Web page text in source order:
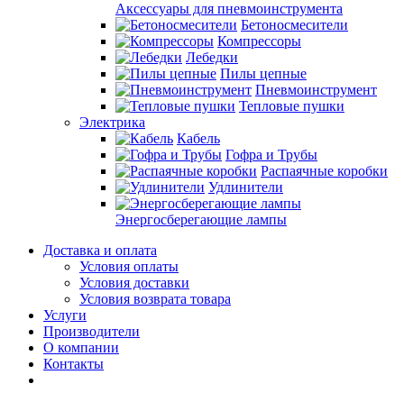
Аксессуары для пневмоинструмента
Бетоносмесители
Компрессоры
Лебедки
Пилы цепные
Пневмоинструмент
Тепловые пушки
Электрика
Кабель
Гофра и Трубы
Распаячные коробки
Удлинители
Энергосберегающие лампы
Доставка и оплата
Условия оплаты
Условия доставки
Условия возврата товара
Услуги
Производители
О компании
Контакты